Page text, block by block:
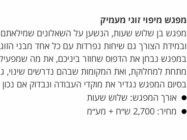
מפגש מיפוי זוגי מעמיק
מפגש בן שלוש שעות, הנשען על השאלונים
ובמידת הצורך גם שיחות נפרדות עם כל אחד מבני
במפגש נבחן את הדפוס שחוזר ביניכם, את מה
מתחת למחלוקת, ואת המקומות שבהם נדרשים שינוי,
בסיום המפגש נגדיר את מוקדי העבודה ונבדוק אם
אורך המפגש: שלוש שעות
מחיר: 2,700 ש״ח + מע״מ